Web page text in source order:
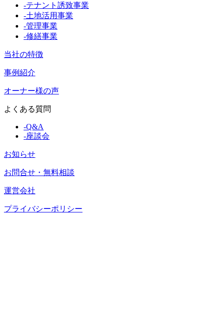
-テナント誘致事業
-土地活用事業
-管理事業
-修繕事業
当社の特徴
事例紹介
オーナー様の声
よくある質問
-Q&A
-座談会
お知らせ
お問合せ・無料相談
運営会社
プライバシーポリシー